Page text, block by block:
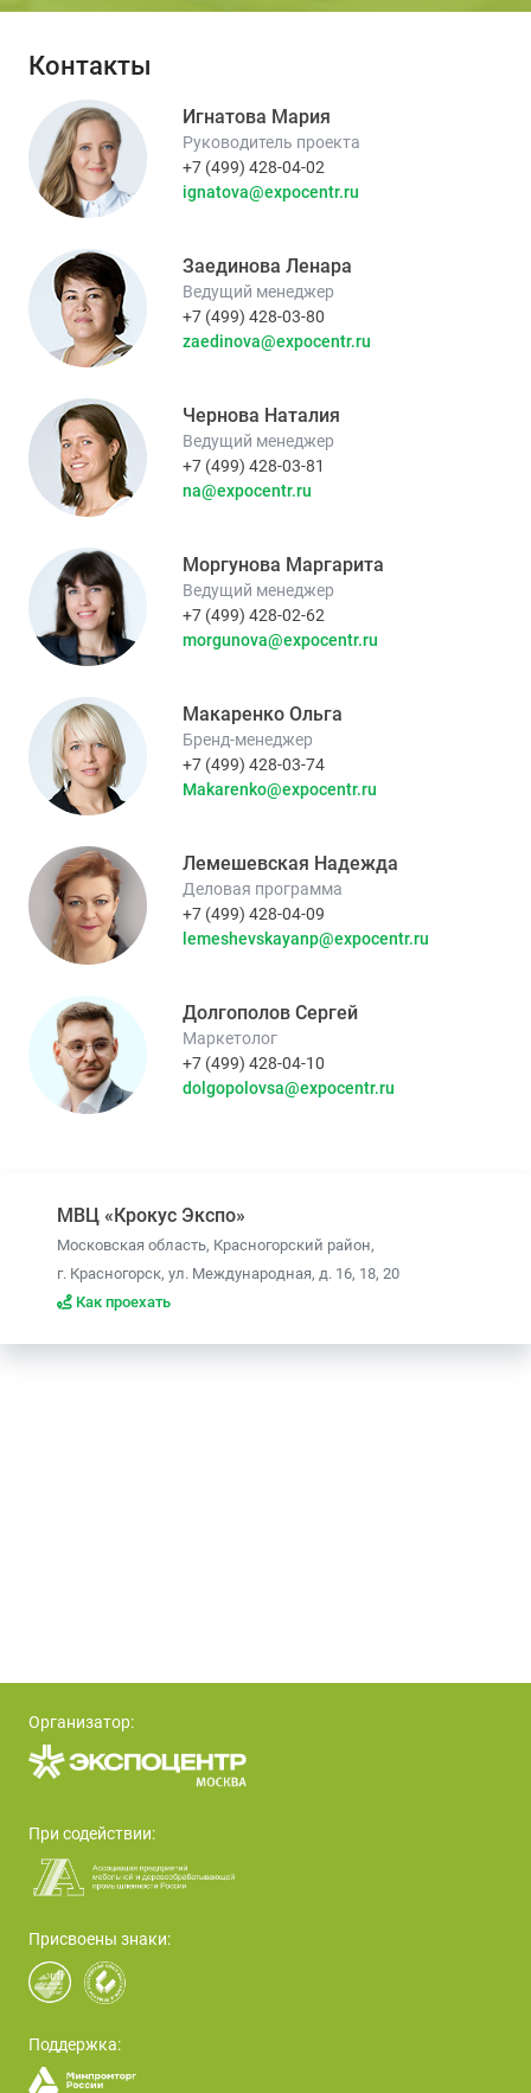
Контакты
Игнатова Мария
Руководитель проекта
+7 (499) 428-04-02
ignatova@expocentr.ru
Заединова Ленара
Ведущий менеджер
+7 (499) 428-03-80
zaedinova@expocentr.ru
Чернова Наталия
Ведущий менеджер
+7 (499) 428-03-81
na@expocentr.ru
Моргунова Маргарита
Ведущий менеджер
+7 (499) 428-02-62
morgunova@expocentr.ru
Макаренко Ольга
Бренд-менеджер
+7 (499) 428-03-74
Makarenko@expocentr.ru
Лемешевская Надежда
Деловая программа
+7 (499) 428-04-09
lemeshevskayanp@expocentr.ru
Долгополов Сергей
Маркетолог
+7 (499) 428-04-10
dolgopolovsa@expocentr.ru
МВЦ «Крокус Экспо»
Московская область, Красногорский район,
г. Красногорск, ул. Международная, д. 16, 18, 20
Как проехать
Организатор:
При содействии:
Присвоены знаки:
Поддержка: